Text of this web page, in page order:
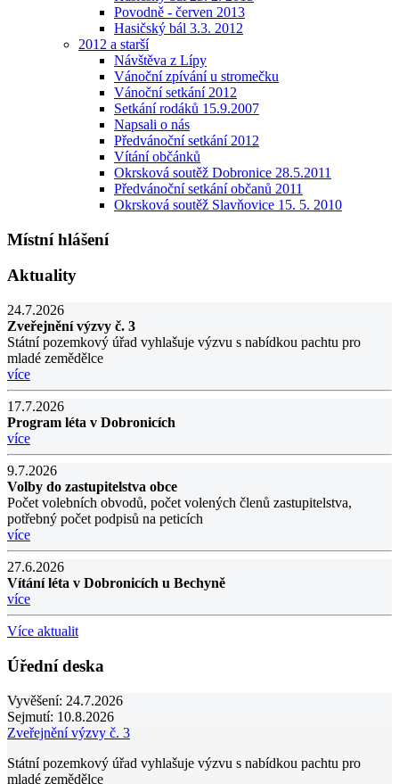
Povodně - červen 2013
Hasičský bál 3.3. 2012
2012 a starší
Návštěva z Lípy
Vánoční zpívání u stromečku
Vánoční setkání 2012
Setkání rodáků 15.9.2007
Napsali o nás
Předvánoční setkání 2012
Vítání občánků
Okrsková soutěž Dobronice 28.5.2011
Předvánoční setkání občanů 2011
Okrsková soutěž Slavňovice 15. 5. 2010
Místní hlášení
Aktuality
24.7.2026
Zveřejnění výzvy č. 3
Státní pozemkový úřad vyhlašuje výzvu s nabídkou pachtu pro
mladé zemědělce
více
17.7.2026
Program léta v Dobronicích
více
9.7.2026
Volby do zastupitelstva obce
Počet volebních obvodů, počet volených členů zastupitelstva,
potřebný počet podpisů na peticích
více
27.6.2026
Vítání léta v Dobronicích u Bechyně
více
Více aktualit
Úřední deska
Vyvěšení: 24.7.2026
Sejmutí: 10.8.2026
Zveřejnění výzvy č. 3
Státní pozemkový úřad vyhlašuje výzvu s nabídkou pachtu pro
mladé zemědělce